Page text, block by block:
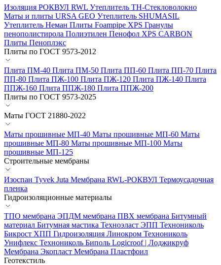
Изоляция РОКВУЛ RWL Утеплитель ТН-Стекловолокно
Маты и плиты URSA GEO Утеплитель SHUMASIL
Утеплитель Неман Плиты Foampipe XPS Гранулы
пенополистирола Полиэтилен Пенофол XPS CARBON
Плиты Пеноплэкс
Плиты по ГОСТ 9573-2012
Плита ПМ-40 Плита ПМ-50 Плита ПП-60 Плита ПП-70 Плита
ПП-80 Плита ПЖ-100 Плита ПЖ-120 Плита ПЖ-140 Плита
ППЖ-160 Плита ППЖ-180 Плита ППЖ-200
Плиты по ГОСТ 9573-2025
Маты ГОСТ 21880-2022
Маты прошивные МП-40 Маты прошивные МП-60 Маты
прошивные МП-80 Маты прошивные МП-100 Маты
прошивные МП-125
Строительные мембраны
Изоспан Tyvek Juta Мембрана RWL-РОКВУЛ Термоусадочная
пленка
Гидроизоляционные материалы
ТПО мембрана ЭПДМ мембрана ПВХ мембрана Битумный
материал Битумная мастика Техноэласт ЭПП Технониколь
Бикрост ХПП Гидроизоляция Линокром Технониколь
Унифлекс Технониколь Биполь Logicroof | Лоджикруф
Мембрана Экопласт Мембрана Пластфоил
Геотекстиль